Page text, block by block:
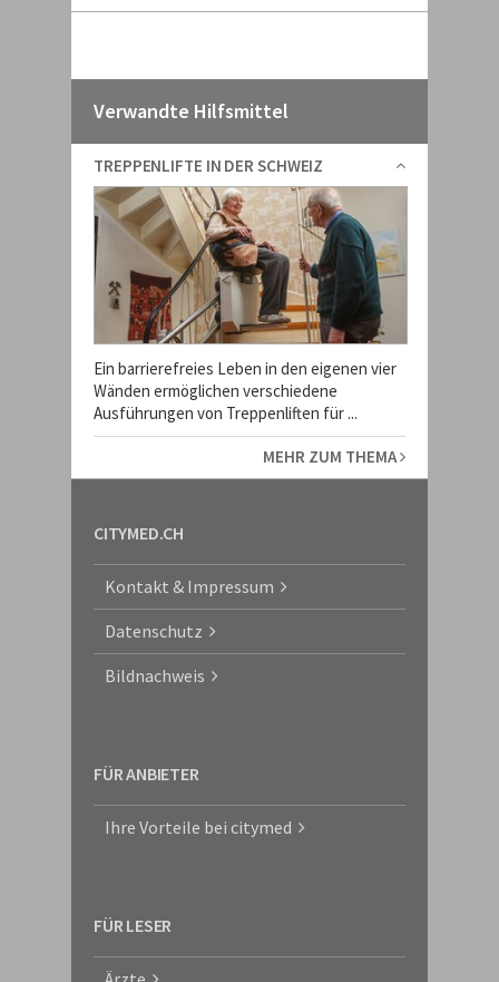
Verwandte Hilfsmittel
TREPPENLIFTE IN DER SCHWEIZ
Ein barrierefreies Leben in den eigenen vier
Wänden ermöglichen verschiedene
Ausführungen von Treppenliften für ...
MEHR ZUM THEMA
CITYMED.CH
Kontakt & Impressum
Datenschutz
Bildnachweis
FÜR ANBIETER
Ihre Vorteile bei citymed
FÜR LESER